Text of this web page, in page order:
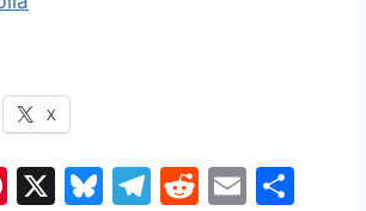
X
Pi X
Bl T
R
E